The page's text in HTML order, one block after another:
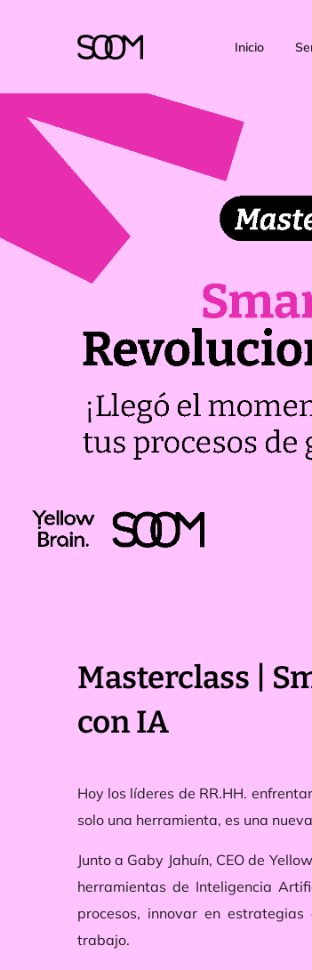
Inicio
Masterclass |
con IA
Hoy los líderes de RR.HH.
solo una herramienta, es una
Junto a Gaby Jahuín, CEO de
herramientas de Inteligencia
procesos, innovar en
trabajo.